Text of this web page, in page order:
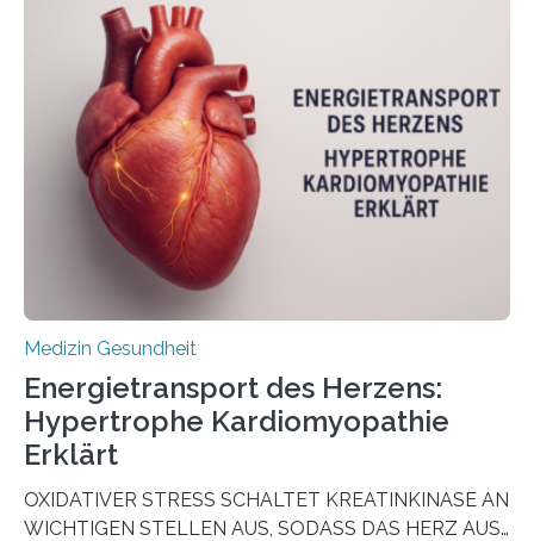
Oncology, zeigen die Forschenden, dass Mini-Tumore
aus Gewebe von Patientinnen und Patienten –
sogenannte Organoide – genutzt werden können, um
vorab zu prüfen, welche Medikamente am besten
wirken. Dabei wurde ein Eiweiß identifiziert, das künftig
als Biomarker für die Wahl der passenden Therapie
dienen könnte. Darmkrebs zählt weltweit zu den
häufigsten Krebsarten und stellt…
Medizin Gesundheit
Energietransport des Herzens:
Hypertrophe Kardiomyopathie
Erklärt
OXIDATIVER STRESS SCHALTET KREATINKINASE AN
WICHTIGEN STELLEN AUS, SODASS DAS HERZ AUS